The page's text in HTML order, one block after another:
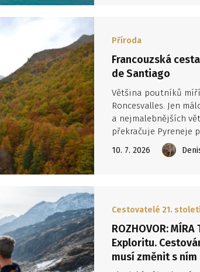
Příroda
Francouzská
de Santiago
Většina poutníků
Roncesvalles. Jen
a nejmalebnějších
překračuje Pyreneje
srdcem Aragonu.
horské scenérie i
10. 7. 2026
Cestovatelé 21.
ROZHOVOR:
Exploritu.
musí změnit s ním